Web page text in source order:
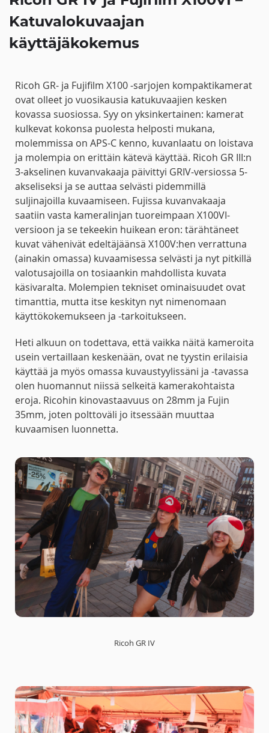
Katuvalokuvaajan
käyttäjäkokemus
Ricoh GR- ja Fujifilm X100 -sarjojen kompaktikamerat
ovat olleet jo vuosikausia katukuvaajien kesken
kovassa suosiossa. Syy on yksinkertainen: kamerat
kulkevat kokonsa puolesta helposti mukana,
molemmissa on APS-C kenno, kuvanlaatu on loistava
ja molempia on erittäin kätevä käyttää. Ricoh GR III:n
3-akselinen kuvanvakaaja päivittyi GRIV-versiossa 5-
akseliseksi ja se auttaa selvästi pidemmillä
suljinajoilla kuvaamiseen. Fujissa kuvanvakaaja
saatiin vasta kameralinjan tuoreimpaan X100VI-
versioon ja se tekeekin huikean eron: tärähtäneet
kuvat vähenivät edeltäjäänsä X100V:hen verrattuna
(ainakin omassa) kuvaamisessa selvästi ja nyt pitkillä
valotusajoilla on tosiaankin mahdollista kuvata
käsivaralta. Molempien tekniset ominaisuudet ovat
timanttia, mutta itse keskityn nyt nimenomaan
käyttökokemukseen ja -tarkoitukseen.
Heti alkuun on todettava, että vaikka näitä kameroita
usein vertaillaan keskenään, ovat ne tyystin erilaisia
käyttää ja myös omassa kuvaustyylissäni ja -tavassa
olen huomannut niissä selkeitä kamerakohtaista
eroja. Ricohin kinovastaavuus on 28mm ja Fujin
35mm, joten polttoväli jo itsessään muuttaa
kuvaamisen luonnetta.
Ricoh GR IV